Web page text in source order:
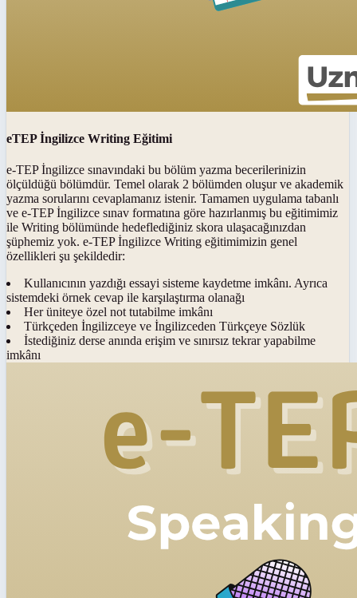
eTEP İngilizce Writing Eğitimi
e-TEP İngilizce sınavındaki bu bölüm yazma becerilerinizin
ölçüldüğü bölümdür. Temel olarak 2 bölümden oluşur ve akademik
yazma sorularını cevaplamanız istenir. Tamamen uygulama tabanlı
ve e-TEP İngilizce sınav formatına göre hazırlanmış bu eğitimimiz
ile Writing bölümünde hedeflediğiniz skora ulaşacağınızdan
şüphemiz yok. e-TEP İngilizce Writing eğitimimizin genel
özellikleri şu şekildedir:
Kullanıcının yazdığı essayi sisteme kaydetme imkânı. Ayrıca
sistemdeki örnek cevap ile karşılaştırma olanağı
Her üniteye özel not tutabilme imkânı
Türkçeden İngilizceye ve İngilizceden Türkçeye Sözlük
İstediğiniz derse anında erişim ve sınırsız tekrar yapabilme
imkânı